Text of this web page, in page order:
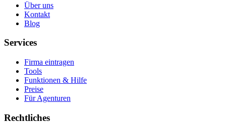
Über uns
Kontakt
Blog
Services
Firma eintragen
Tools
Funktionen & Hilfe
Preise
Für Agenturen
Rechtliches